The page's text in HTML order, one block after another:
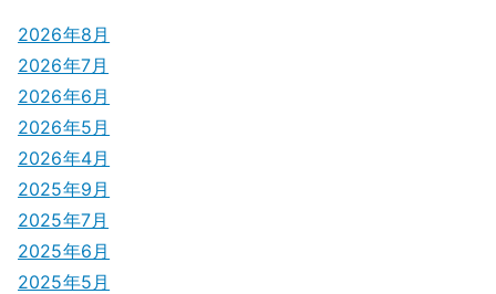
ビ
ゲ
ー
シ
ョ
ン
2026年8月
2026年7月
2026年6月
2026年5月
2026年4月
2025年9月
2025年7月
2025年6月
2025年5月